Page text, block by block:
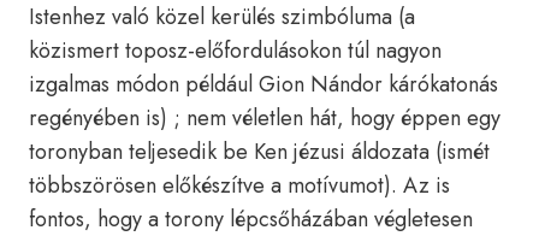
Istenhez való közel kerülés szimbóluma (a
közismert toposz-előfordulásokon túl nagyon
izgalmas módon például Gion Nándor kárókatonás
regényében is) ; nem véletlen hát, hogy éppen egy
toronyban teljesedik be Ken jézusi áldozata (ismét
többszörösen előkészítve a motívumot). Az is
fontos, hogy a torony lépcsőházában végletesen